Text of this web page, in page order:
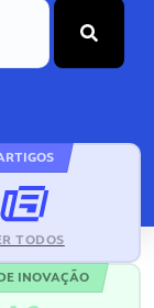
TODOS
INOVAÇÃO